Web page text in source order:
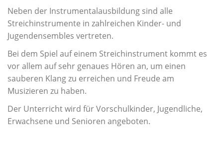
Instrumentenkarussell
Angebote für Menschen mit Handicap
Tasteninstrumente
Streichinstrumente
Zupfinstrumente
Blechblasinstrumente
Holzblasinstrumente
Neben der Instrumentalausbildung sind alle
Streichinstrumente in zahlreichen Kinder- und
Jugendensembles vertreten.
Bei dem Spiel auf einem Streichinstrument kommt es
vor allem auf sehr genaues Hören an, um einen
sauberen Klang zu erreichen und Freude am
Musizieren zu haben.
Der Unterricht wird für Vorschulkinder, Jugendliche,
Erwachsene und Senioren angeboten.